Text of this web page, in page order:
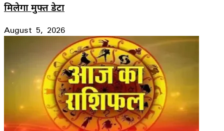
मिलेगा मुफ्त डेटा
August 5, 2026